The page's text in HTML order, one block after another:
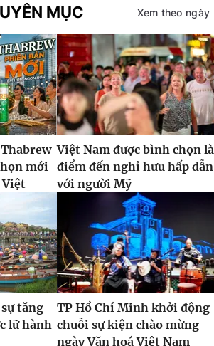
MỤC Xem theo ngày
mới
Việt Nam được bình chọn là
điểm đến nghỉ hưu hấp dẫn
với người Mỹ
tăng
lữ hành
TP Hồ Chí Minh khởi động
chuỗi sự kiện chào mừng
ngày Văn hoá Việt Nam